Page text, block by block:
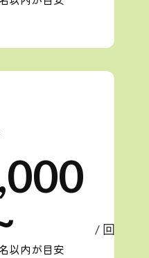
/ 回
以内が目安